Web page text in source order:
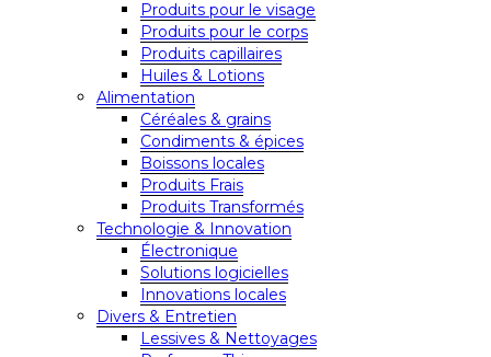
Produits pour le visage
Produits pour le corps
Produits capillaires
Huiles & Lotions
Alimentation
Céréales & grains
Condiments & épices
Boissons locales
Produits Frais
Produits Transformés
Technologie & Innovation
Électronique
Solutions logicielles
Innovations locales
Divers & Entretien
Lessives & Nettoyages